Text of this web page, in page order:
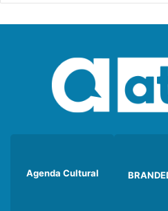
Agenda Cultural